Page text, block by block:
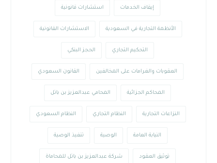
إيقاف الخدمات استشارات قانونية
الأنظمة التجارية في السعودية الاستشارات القانونية
التحكيم التجاري الحجز البنكي
العقوبات والغرامات على المخالفين القانون السعودي
المحاكم الجزائية المحامي عبدالعزيز بن باتل
النزاعات التجارية النظام التجاري النظام السعودي
النيابة العامة الوصية تنفيذ الوصية
توثيق العقود شركة عبدالعزيز بن باتل للمحاماة